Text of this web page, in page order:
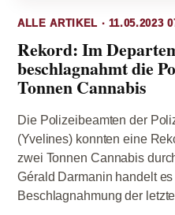
ALLE ARTIKEL · 11.05.2023
Rekord: Im
beschlagnahmt die
Tonnen Cannabis
Die Polizeibeamten der
(Yvelines) konnten eine
zwei Tonnen Cannabis
Gérald Darmanin handelt
Beschlagnahmung der